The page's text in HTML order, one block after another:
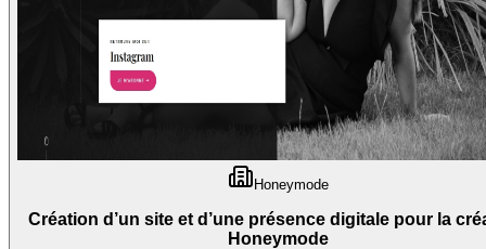
Honeymode
Création d’un site et d’une présence digitale pour la
Honeymode